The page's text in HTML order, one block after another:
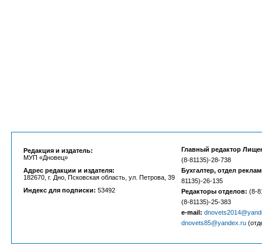
Редакция и издатель:
МУП «Дновец»
Адрес редакции и издателя:
182670, г. Дно, Псковская область, ул. Петрова, 39
Индекс для подписки: 53492
Главный редактор
(8-81135)-28-738
Бухгалтер, отдел
81135)-26-135
Редакторы отделов: (8-
(8-81135)-25-383
e-mail:
dnovets85@yandex.ru